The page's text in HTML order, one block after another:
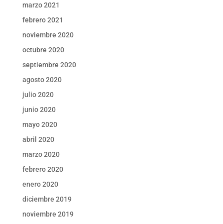
marzo 2021
febrero 2021
noviembre 2020
octubre 2020
septiembre 2020
agosto 2020
julio 2020
junio 2020
mayo 2020
abril 2020
marzo 2020
febrero 2020
enero 2020
diciembre 2019
noviembre 2019